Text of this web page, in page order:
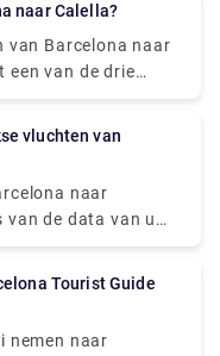
taxitarieven
naar Calella?
van Barcelona naar
een van de drie
Als u de sneltrein
De busrit duurt 1
Barcelona naar
130 euro.
van Barcelona).
naar
de data van uw
feestdagen.
is echter £ 80.
nemen naar